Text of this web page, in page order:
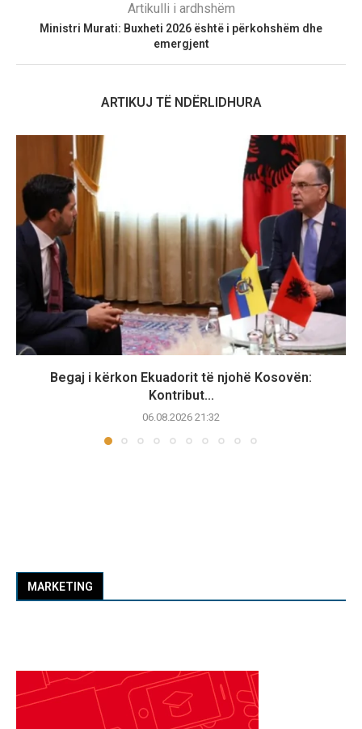
Artikulli i ardhshëm
Ministri Murati: Buxheti 2026 është i përkohshëm dhe
emergjent
ARTIKUJ TË NDËRLIDHURA
Begaj i kërkon Ekuadorit të njohë Kosovën:
Kontribut...
06.08.2026 21:32
MARKETING